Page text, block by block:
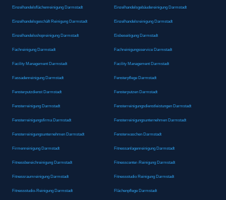
Einzelhandelsflächenreinigung Darmstadt Einzelhandelsgebäudereinigung Darmstadt
Einzelhandelsgeschäft Reinigung Darmstadt Einzelhandelsreinigung Darmstadt
Einzelhandelsshopreinigung Darmstadt Eisbeseitigung Darmstadt
Fachreinigung Darmstadt Fachreinigungsservice Darmstadt
Facility Management Darmstadt Facility Management Darmstadt
Fassadenreinigung Darmstadt Fensterpflege Darmstadt
Fensterputzdienst Darmstadt Fensterputzen Darmstadt
Fensterreinigung Darmstadt Fensterreinigungsdienstleistungen Darmstadt
Fensterreinigungsfirma Darmstadt Fensterreinigungsunternehmen Darmstadt
Fensterreinigungsunternehmen Darmstadt Fensterwaschen Darmstadt
Firmenreinigung Darmstadt Fitnessanlagenreinigung Darmstadt
Fitnessbereichreinigung Darmstadt Fitnesscenter-Reinigung Darmstadt
Fitnessraumreinigung Darmstadt Fitnessstudio Reinigung Darmstadt
Fitnessstudio-Reinigung Darmstadt Flächenpflege Darmstadt